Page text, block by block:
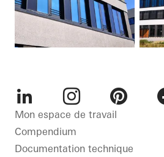
LinkedInInstagramPinterest
Mon espace de travail
Compendium
Documentation technique